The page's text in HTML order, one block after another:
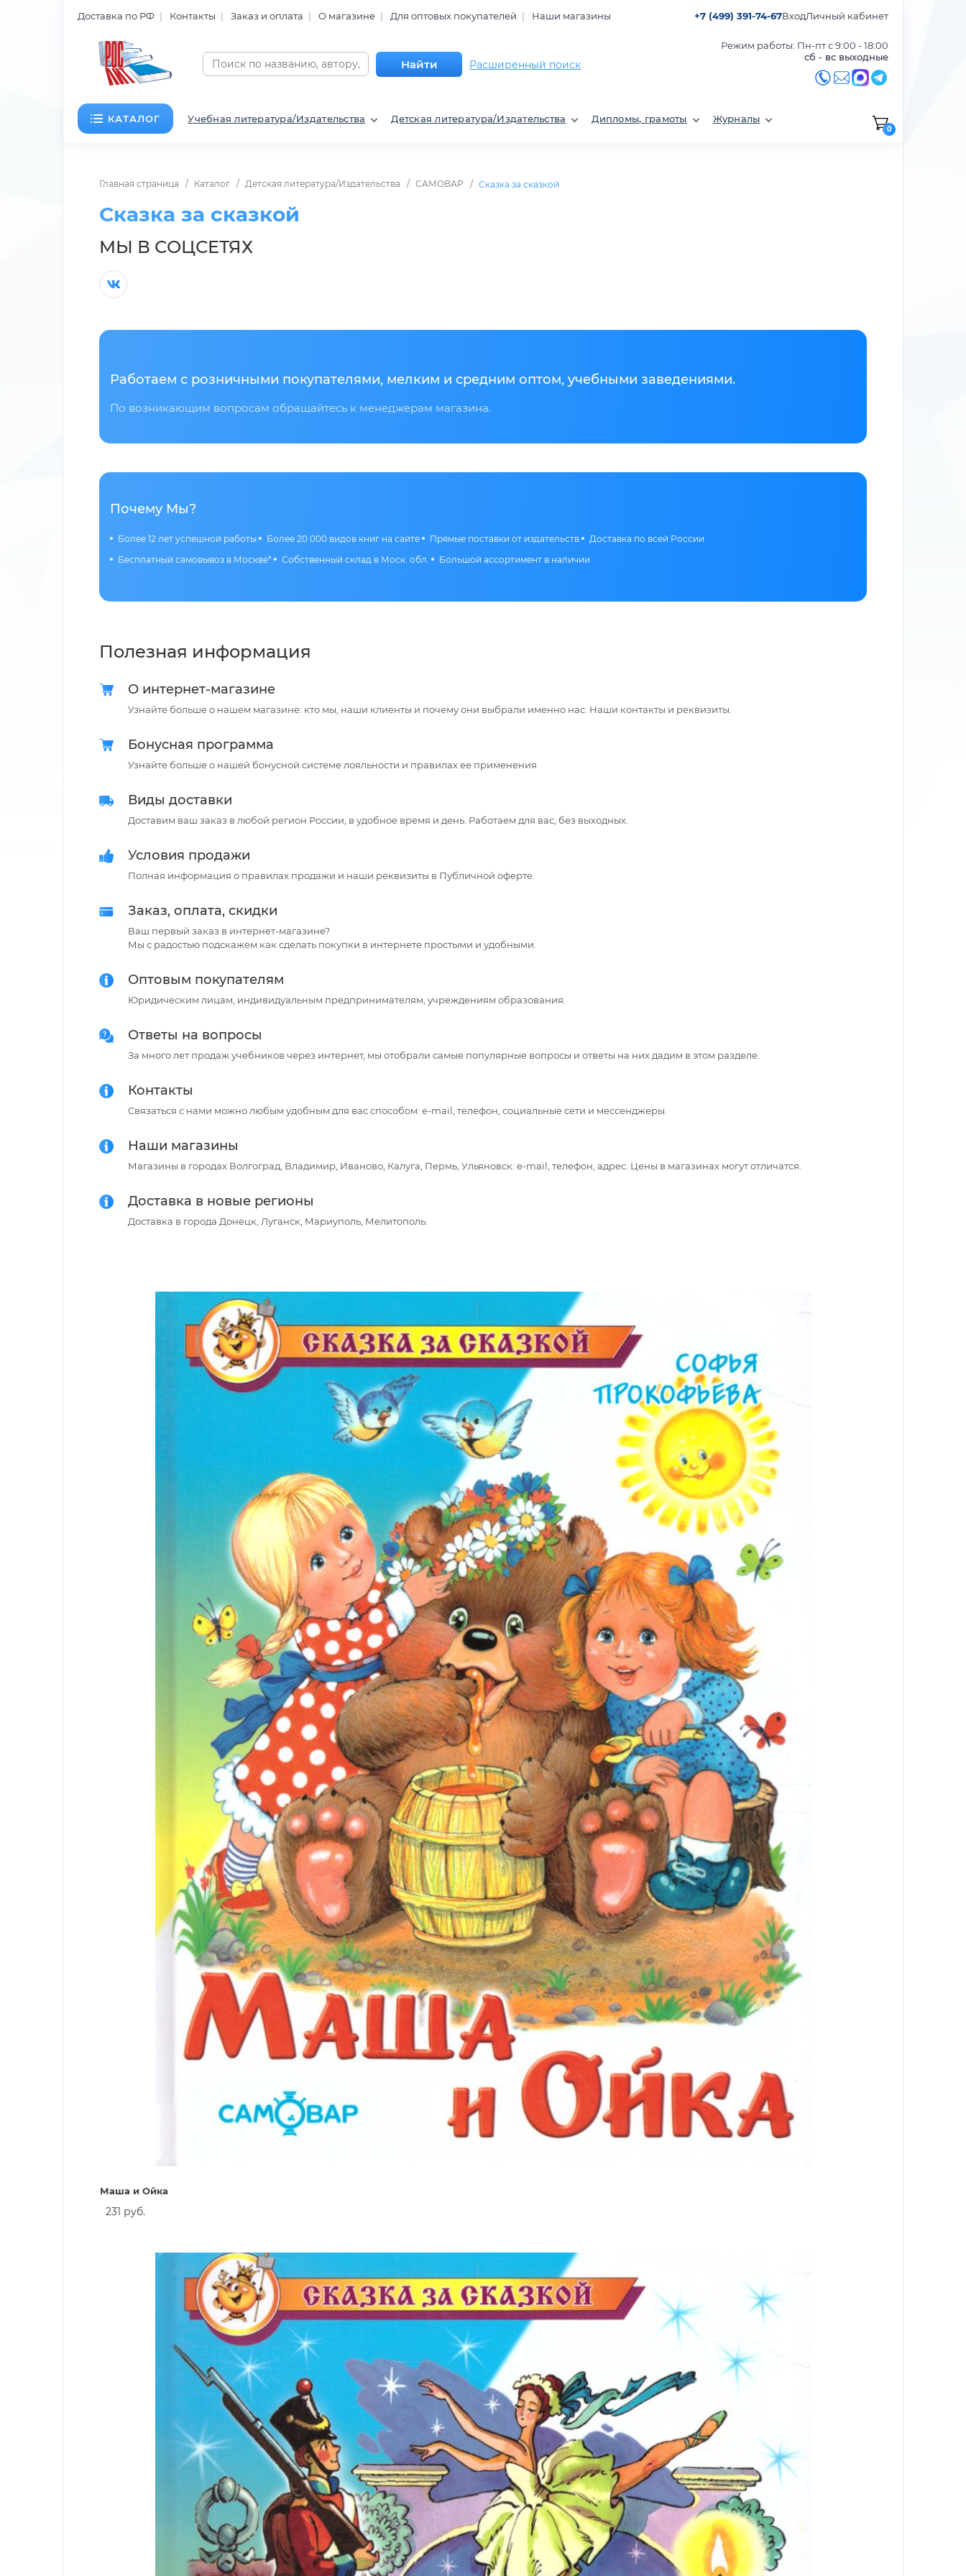
Доставка по РФ Контакты Заказ и оплата О магазине Для оптовых покупателей Наши магазины +7 (499) 391-74-67ВходЛичный кабинет
Найти Расширенный поиск
Режим работы: Пн-пт с 9:00 - 18:00
сб - вс выходные
КАТАЛОГ Учебная литература/Издательства Детская литература/Издательства Дипломы, грамоты Журналы
0
Главная страница Каталог Детская литература/Издательства САМОВАР Сказка за сказкой
Сказка за сказкой
МЫ В СОЦСЕТЯХ
Работаем с розничными покупателями, мелким и средним оптом, учебными заведениями.
По возникающим вопросам обращайтесь к менеджерам магазина.
Почему Мы?
Более 12 лет успешной работы Более 20 000 видов книг на сайте Прямые поставки от издательств
Доставка по всей России
Бесплатный самовывоз в Москве*
Собственный склад в Моск. обл. Большой ассортимент в наличии
Полезная информация
О интернет-магазине
Узнайте больше о нашем магазине: кто мы, наши клиенты и почему они выбрали именно нас. Наши контакты и реквизиты.
Бонусная программа
Узнайте больше о нашей бонусной системе лояльности и правилах ее применения
Виды доставки
Доставим ваш заказ в любой регион России, в удобное время и день. Работаем для вас, без выходных.
Условия продажи
Полная информация о правилах продажи и наши реквизиты в Публичной оферте.
Заказ, оплата, скидки
Ваш первый заказ в интернет-магазине?
Мы с радостью подскажем как сделать покупки в интернете простыми и удобными.
Оптовым покупателям
Юридическим лицам, индивидуальным предпринимателям, учреждениям образования.
Ответы на вопросы
За много лет продаж учебников через интернет, мы отобрали самые популярные вопросы и ответы на них дадим в этом разделе.
Контакты
Связаться с нами можно любым удобным для вас способом: e-mail, телефон, социальные сети и мессенджеры.
Наши магазины
Магазины в городах Волгоград, Владимир, Иваново, Калуга, Пермь, Ульяновск: e-mail, телефон, адрес. Цены в магазинах могут отличатся.
Доставка в новые регионы
Доставка в города Донецк, Луганск, Мариуполь, Мелитополь.
Маша и Ойка
231 руб.